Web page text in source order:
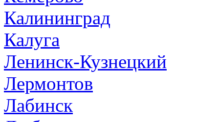
Калининград
Калуга
Ленинск-Кузнецкий
Лермонтов
Лабинск